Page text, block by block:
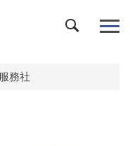
務社